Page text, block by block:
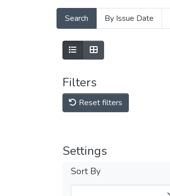
Search By Issue Date
Filters
Reset filters
Settings
Sort By